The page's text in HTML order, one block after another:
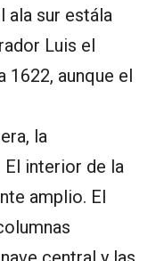
ala sur estála
Luis el
1622, aunque el
la
El interior de la
amplio. El